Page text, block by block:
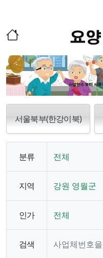
서울북부(한강이북)
분류 전체
지역 강원 영월군
인가 전체
검색